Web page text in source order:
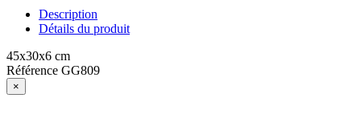
Description
Détails du produit
45x30x6 cm
Référence GG809
×